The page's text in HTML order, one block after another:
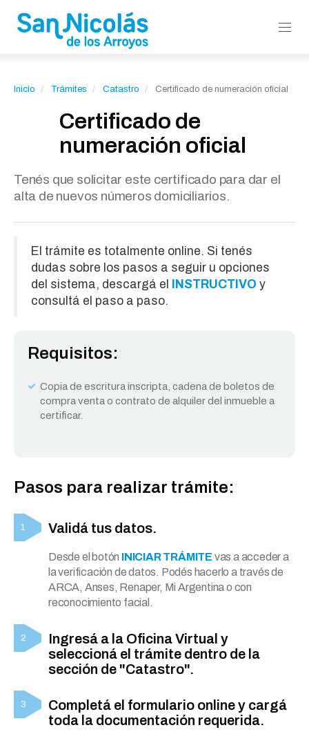
Inicio Trámites Catastro Certificado de numeración oficial
Certificado de
numeración oficial
Tenés que solicitar este certificado para dar el
alta de nuevos números domiciliarios.
El trámite es totalmente online. Si tenés
dudas sobre los pasos a seguir u opciones
del sistema, descargá el
INSTRUCTIVO y
consultá el paso a paso.
Requisitos:
Copia de escritura inscripta, cadena de boletos de
compra venta o contrato de alquiler del inmueble a
certificar.
Pasos para realizar trámite:
Validá tus datos.
Desde el botón INICIAR TRÁMITE vas a acceder a
la verificación de datos. Podés hacerlo a través de
ARCA, Anses, Renaper, Mi Argentina o con
reconocimiento facial.
Ingresá a la Oficina Virtual y
seleccioná el trámite dentro de la
sección de "Catastro".
Completá el formulario online y cargá
toda la documentación requerida.